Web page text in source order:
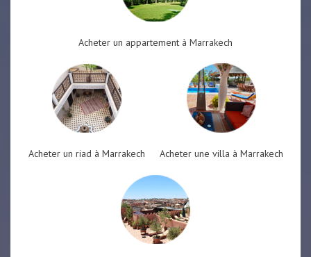
Acheter un appartement à Marrakech
Acheter un riad à Marrakech Acheter une villa à Marrakech